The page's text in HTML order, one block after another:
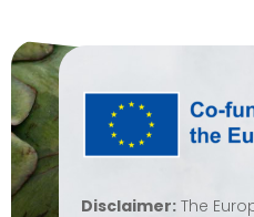
Disclaimer:The